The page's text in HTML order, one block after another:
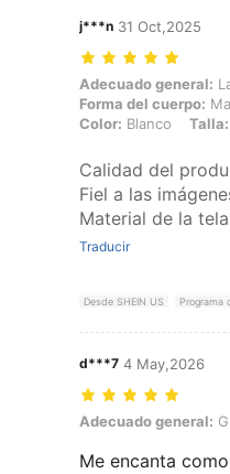
j***n 31 Oct,2025
Adecuado general: La
Adecuado general:
Forma del cuerpo:
Color: Blanco Talla:
Calidad del
Fiel a las
Material de la tela
Traducir
Desde SHEIN US Programa
d***7 4 May,2026
Adecuado general:
Adecuado general:
Me encanta